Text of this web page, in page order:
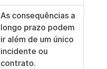
As consequências a
longo prazo podem
ir além de um único
incidente ou
contrato.